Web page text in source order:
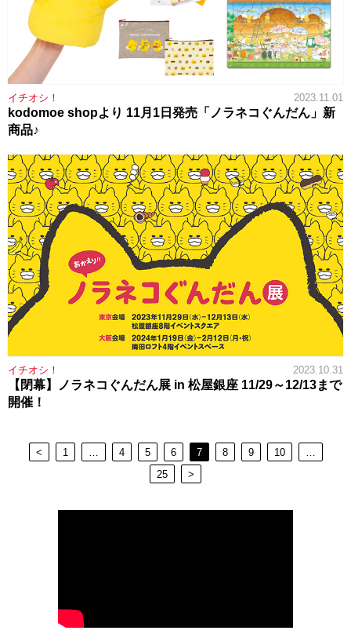
イチオシ！ 2023.11.01
kodomoe shopより 11月1日発売「ノラネコぐんだん」新
商品♪
イチオシ！ 2023.10.31
【閉幕】ノラネコぐんだん展 in 松屋銀座 11/29～12/13まで
開催！
< 1 4 5 6 7 8 9 10
25
>